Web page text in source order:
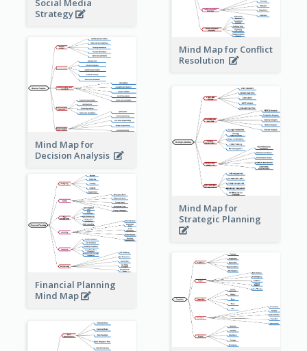
Social Media
Strategy
Mind Map for Conflict
Resolution
Mind Map for
Decision Analysis
Mind Map for
Strategic Planning
Financial Planning
Mind Map